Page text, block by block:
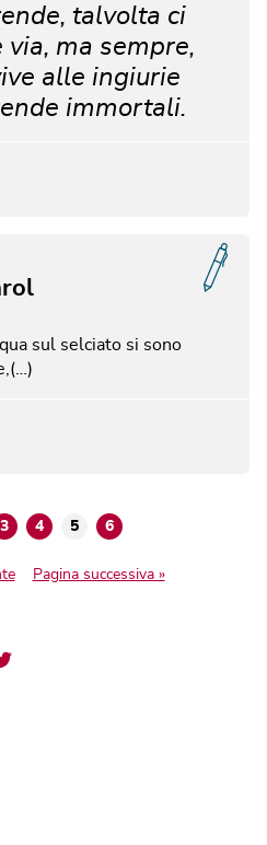
talvolta ci
ma sempre,
alle ingiurie
immortali.
sul selciato si sono
3 4 5 6
Pagina successiva »
Twitter